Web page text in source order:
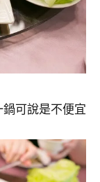
可說是不便宜